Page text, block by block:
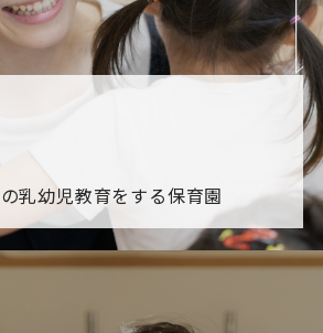
乳幼児教育をする保育園
リトルスター保育園が紹介されま